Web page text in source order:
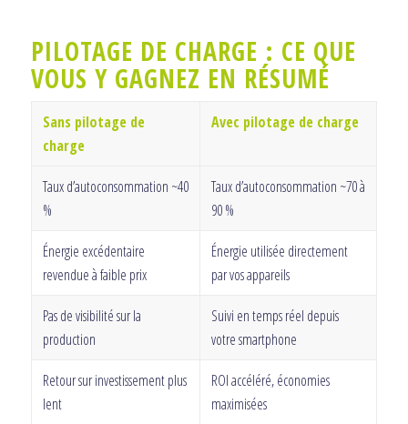
PILOTAGE DE CHARGE : CE QUE
VOUS Y GAGNEZ EN RÉSUMÉ
Sans pilotage de
charge
Avec pilotage de charge
Taux d’autoconsommation ~40
%
Taux d’autoconsommation ~70 à
90 %
Énergie excédentaire
revendue à faible prix
Énergie utilisée directement
par vos appareils
Pas de visibilité sur la
production
Suivi en temps réel depuis
votre smartphone
Retour sur investissement plus
lent
ROI accéléré, économies
maximisées